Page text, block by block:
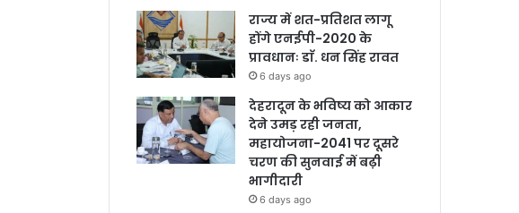
राज्य में शत-प्रतिशत लागू
होंगे एनईपी-2020 के
प्रावधानः डाॅ. धन सिंह रावत
6 days ago
देहरादून के भविष्य को आकार
देने उमड़ रही जनता,
महायोजना-2041 पर दूसरे
चरण की सुनवाई में बढ़ी
भागीदारी
6 days ago